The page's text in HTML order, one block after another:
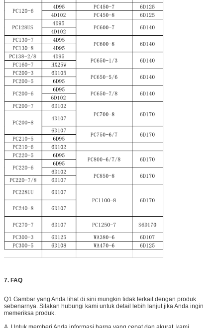
7. FAQ
Q1 Gambar yang Anda lihat di sini mungkin tidak terkait dengan produk
sebenarnya. Silakan hubungi kami untuk detail lebih lanjut jika Anda ingin
memeriksa produk.